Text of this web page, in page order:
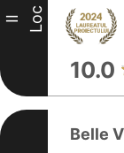
II Loc
10.0
Belle